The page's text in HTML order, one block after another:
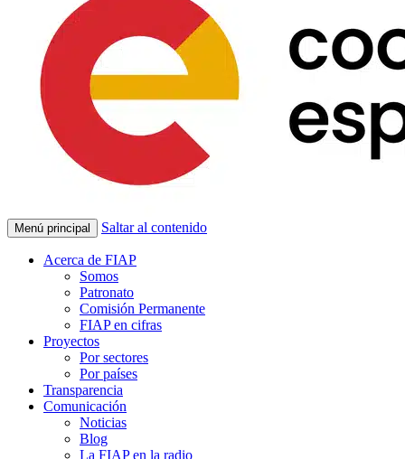
Menú principal Saltar al contenido
Acerca de FIAP
Somos
Patronato
Comisión Permanente
FIAP en cifras
Proyectos
Por sectores
Por países
Transparencia
Comunicación
Noticias
Blog
La FIAP en la radio